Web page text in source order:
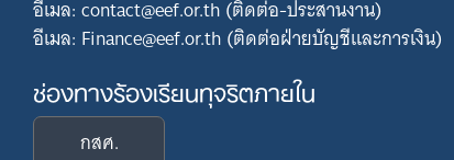
อีเมล: contact@eef.or.th (ติดต่อ-ประสานงาน)
อีเมล: Finance@eef.or.th (ติดต่อฝ่ายบัญชีและการเงิน)
ช่องทางร้องเรียนทุจริตภายใน
กสศ.